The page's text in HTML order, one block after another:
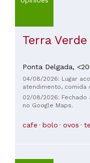
Terra
Ponta Delgada,
04/08/2026: Lugar
atendimento, comida
Altamente
02/08/2026:
no Google Maps.
cafe bolo ovos